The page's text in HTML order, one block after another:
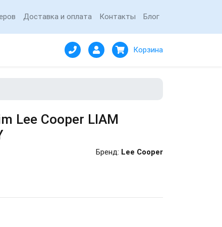
Доставка и оплата Контакты Блог
Корзина
Lee Cooper LIAM
Бренд: Lee Cooper